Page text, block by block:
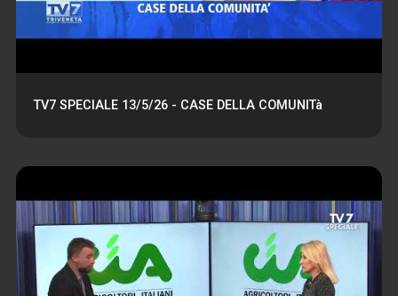
TV7 SPECIALE 13/5/26 - CASE DELLA COMUNITà